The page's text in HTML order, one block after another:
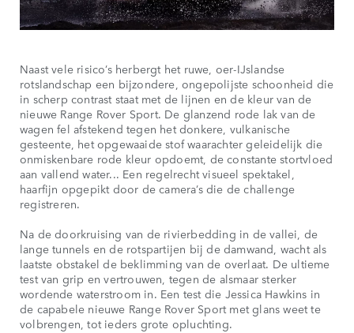
Naast vele risico’s herbergt het ruwe, oer-IJslandse
rotslandschap een bijzondere, ongepolijste schoonheid die
in scherp contrast staat met de lijnen en de kleur van de
nieuwe Range Rover Sport. De glanzend rode lak van de
wagen fel afstekend tegen het donkere, vulkanische
gesteente, het opgewaaide stof waarachter geleidelijk die
onmiskenbare rode kleur opdoemt, de constante stortvloed
aan vallend water... Een regelrecht visueel spektakel,
haarfijn opgepikt door de camera’s die de challenge
registreren.
Na de doorkruising van de rivierbedding in de vallei, de
lange tunnels en de rotspartijen bij de damwand, wacht als
laatste obstakel de beklimming van de overlaat. De ultieme
test van grip en vertrouwen, tegen de alsmaar sterker
wordende waterstroom in. Een test die Jessica Hawkins in
de capabele nieuwe Range Rover Sport met glans weet te
volbrengen, tot ieders grote opluchting.